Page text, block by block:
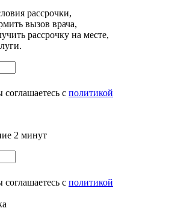
рассрочки,
вызов врача,
рассрочку на месте,
соглашаетесь с политикой
2 минут
соглашаетесь с политикой